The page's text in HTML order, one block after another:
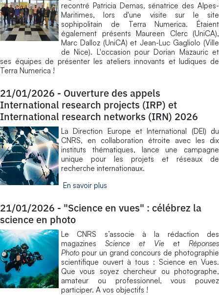
recontré Patricia Demas, sénatrice des Alpes-
Maritimes, lors d'une visite sur le site
sophipolitain de Terra Numerica. Étaient
également présents Maureen Clerc (UniCA),
Marc Dalloz (UniCA) et Jean-Luc Gagliolo (Ville
de Nice). L'occasion pour Dorian Mazauric et
ses équipes de présenter les ateliers innovants et ludiques de
Terra Numerica !
21/01/2026 - Ouverture des appels
International research projects (IRP) et
International research networks (IRN) 2026
La Direction Europe et International (DEI) du
CNRS, en collaboration étroite avec les dix
instituts thématiques, lance une campagne
unique pour les projets et réseaux de
recherche internationaux.
En savoir plus
21/01/2026 - "Science en vues" : célébrez la
science en photo
Le CNRS s’associe à la rédaction des
magazinesScience et Vieet Réponses
Photo pour un grand concours de photographie
scientifique ouvert à tous : Science en Vues.
Que vous soyez chercheur ou photographe,
amateur ou professionnel, vous pouvez
participer. A vos objectifs !